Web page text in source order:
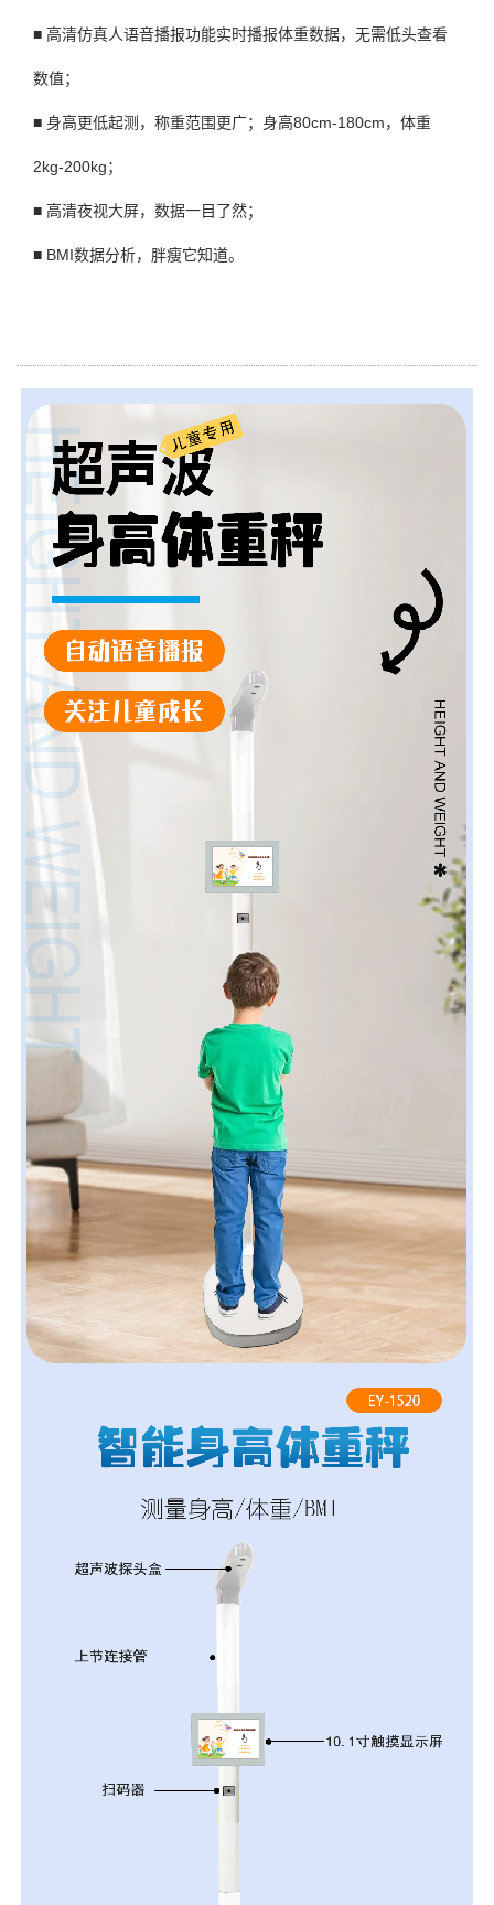
■ 高清仿真人语音播报功能实时播报体重数据，无需低头查看
数值；
■ 身高更低起测，称重范围更广；身高80cm-180cm，体重
2kg-200kg；
■ 高清夜视大屏，数据一目了然；
■ BMI数据分析，胖瘦它知道。